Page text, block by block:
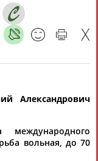
года,
поиск
Александрович
международного
вольная, до 70